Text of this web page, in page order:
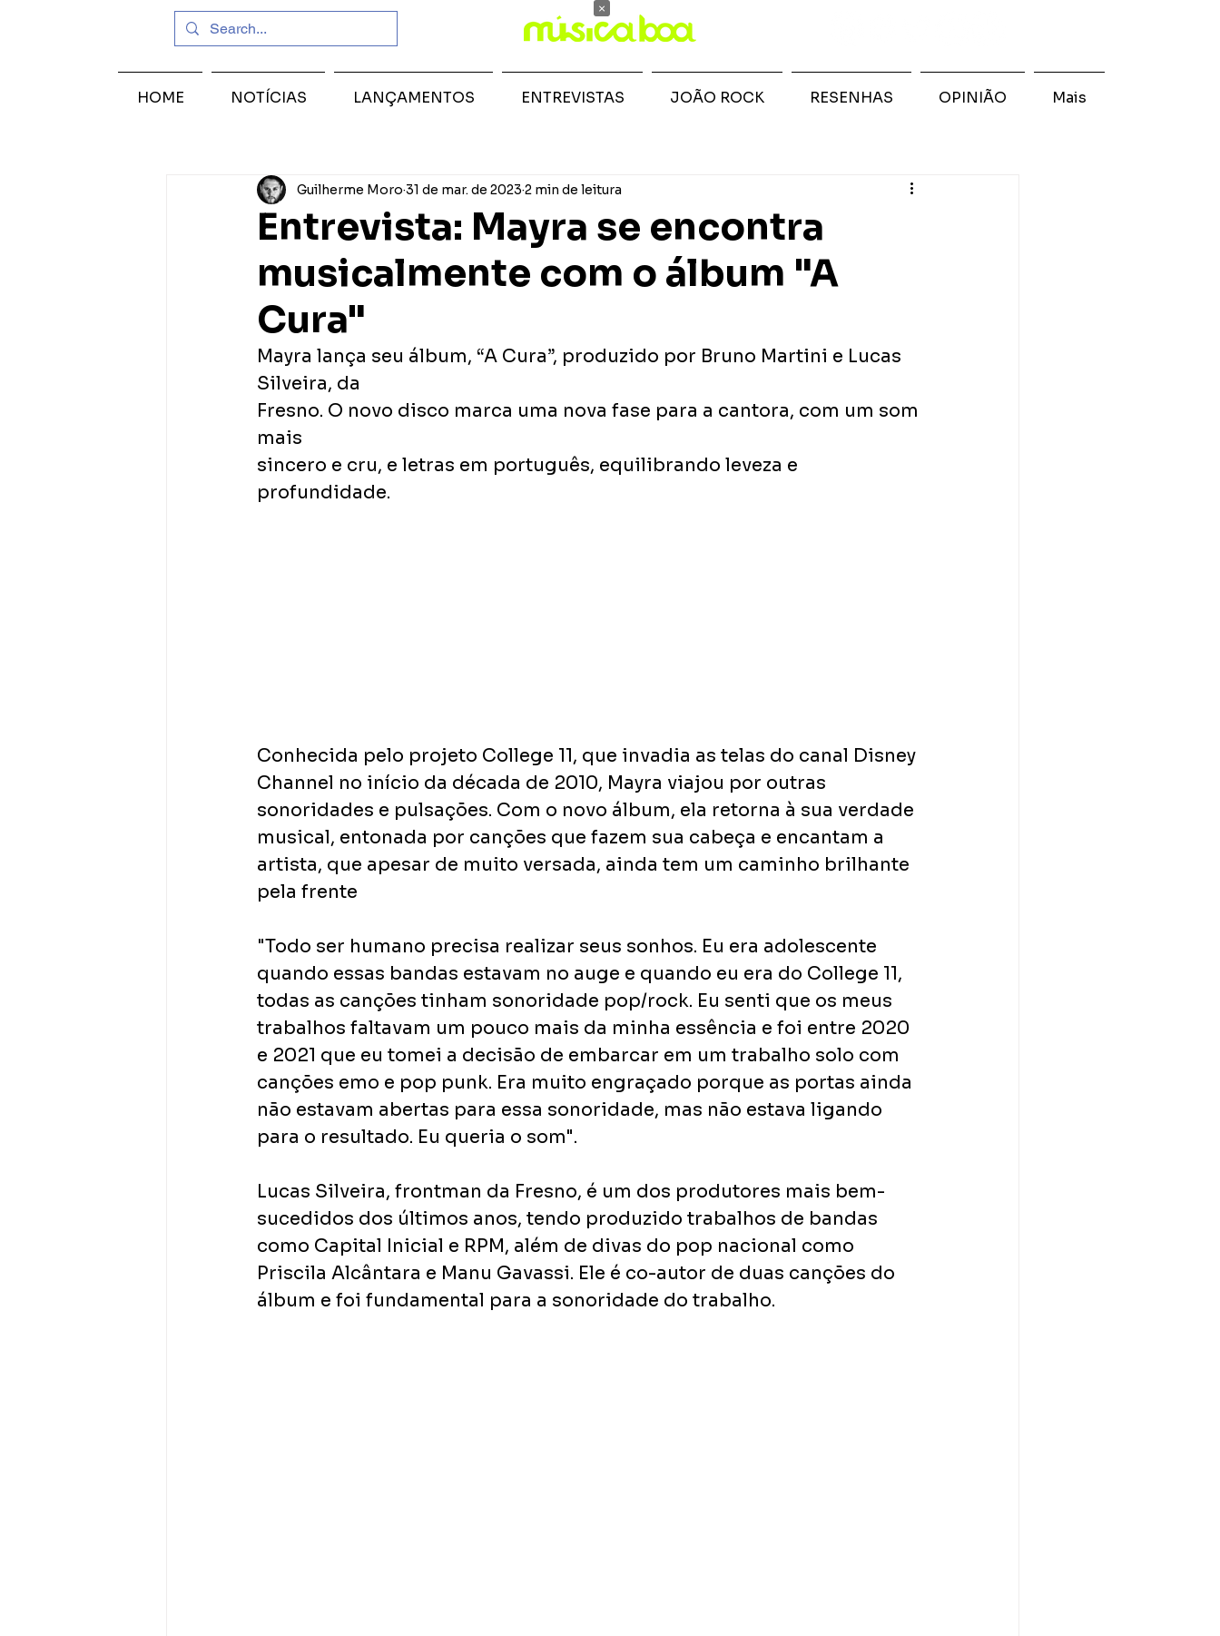
Entrevista: Mayra se encontra
musicalmente com o álbum "A
Cura"
Guilherme Moro 31 de mar. de 2023 2 min de leitura
Mayra lança seu álbum, “A Cura”, produzido por Bruno Martini e Lucas
Silveira, da
Fresno. O novo disco marca uma nova fase para a cantora, com um som
mais
sincero e cru, e letras em português, equilibrando leveza e
profundidade.
Conhecida pelo projeto College 11, que invadia as telas do canal Disney
Channel no início da década de 2010, Mayra viajou por outras
sonoridades e pulsações. Com o novo álbum, ela retorna à sua verdade
musical, entonada por canções que fazem sua cabeça e encantam a
artista, que apesar de muito versada, ainda tem um caminho brilhante
pela frente
"Todo ser humano precisa realizar seus sonhos. Eu era adolescente
quando essas bandas estavam no auge e quando eu era do College 11,
todas as canções tinham sonoridade pop/rock. Eu senti que os meus
trabalhos faltavam um pouco mais da minha essência e foi entre 2020
e 2021 que eu tomei a decisão de embarcar em um trabalho solo com
canções emo e pop punk. Era muito engraçado porque as portas ainda
não estavam abertas para essa sonoridade, mas não estava ligando
para o resultado. Eu queria o som".
Lucas Silveira, frontman da Fresno, é um dos produtores mais bem-
sucedidos dos últimos anos, tendo produzido trabalhos de bandas
como Capital Inicial e RPM, além de divas do pop nacional como
Priscila Alcântara e Manu Gavassi. Ele é co-autor de duas canções do
álbum e foi fundamental para a sonoridade do trabalho.
HOME NOTÍCIAS LANÇAMENTOS ENTREVISTAS JOÃO ROCK RESENHAS OPINIÃO Mais
×